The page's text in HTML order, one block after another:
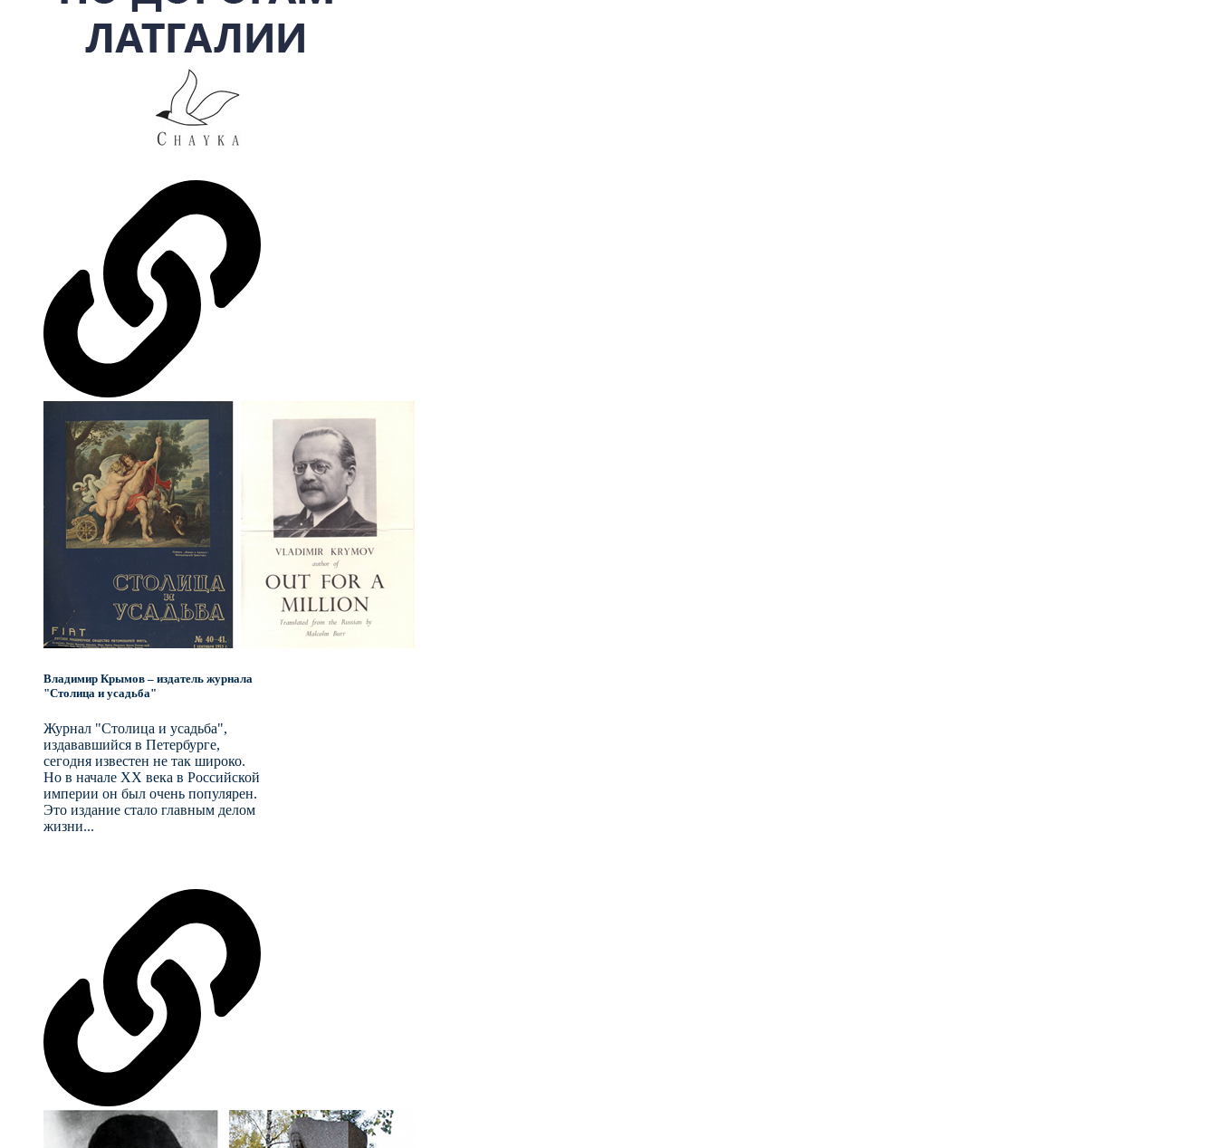
Владимир Крымов – издатель журнала
"Столица и усадьба"
Журнал "Столица и усадьба",
издававшийся в Петербурге,
сегодня известен не так широко.
Но в начале XX века в Российской
империи он был очень популярен.
Это издание стало главным делом
жизни...